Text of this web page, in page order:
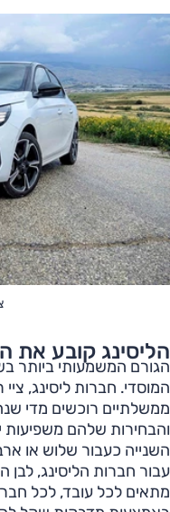
הליסינג קובע את
הגורם המשמעותי ביותר
המוסדי. חברות ליסינג,
ממשלתיים רוכשים מדי
והבחירות שלהם משפיעות
השנייה כעבור שלוש או
עבור חברות הליסינג,
מתאים לכל עובד, לכל